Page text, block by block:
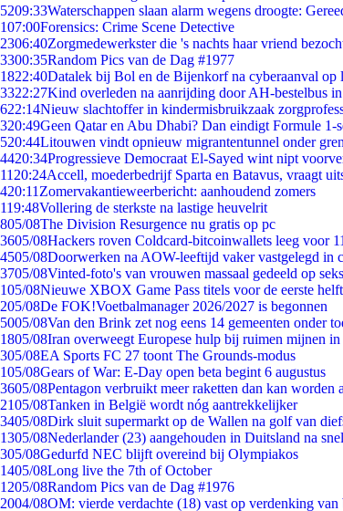
5209:33Waterschappen slaan alarm wegens droogte:
107:00Forensics: Crime Scene Detective
2306:40Zorgmedewerkster die 's nachts haar vriend
3300:35Random Pics van de Dag #1977
1822:40Datalek bij Bol en de Bijenkorf na cyberaanval op
3322:27Kind overleden na aanrijding door AH-bestelbus
622:14Nieuw slachtoffer in kindermisbruikzaak
320:49Geen Qatar en Abu Dhabi? Dan eindigt Formule 1-
520:44Litouwen vindt opnieuw migrantentunnel onder
4420:34Progressieve Democraat El-Sayed wint nipt
11 20:24Accell, moederbedrijf Sparta en Batavus, vraagt
420:11 Zomervakantieweerbericht: aanhoudend zomers
119:48Vollering de sterkste na lastige heuvelrit
805/08The Division Resurgence nu gratis op pc
3605/08Hackers roven Coldcard-bitcoinwallets leeg voor
4505/08Doorwerken na AOW-leeftijd vaker vastgelegd in
3705/08Vinted-foto's van vrouwen massaal gedeeld op
105/08Nieuwe XBOX Game Pass titels voor de eerste
205/08De FOK!Voetbalmanager 2026/2027 is begonnen
5005/08Van den Brink zet nog eens 14 gemeenten onder
1805/08Iran overweegt Europese hulp bij ruimen mijnen
305/08EA Sports FC 27 toont The Grounds-modus
105/08Gears of War: E-Day open beta begint 6 augustus
3605/08Pentagon verbruikt meer raketten dan kan worden
2105/08Tanken in België wordt nóg aantrekkelijker
3405/08Dirk sluit supermarkt op de Wallen na golf van
1305/08Nederlander (23) aangehouden in Duitsland na
305/08Gedurfd NEC blijft overeind bij Olympiakos
1405/08Long live the 7th of October
1205/08Random Pics van de Dag #1976
2004/08OM: vierde verdachte (18) vast op verdenking van